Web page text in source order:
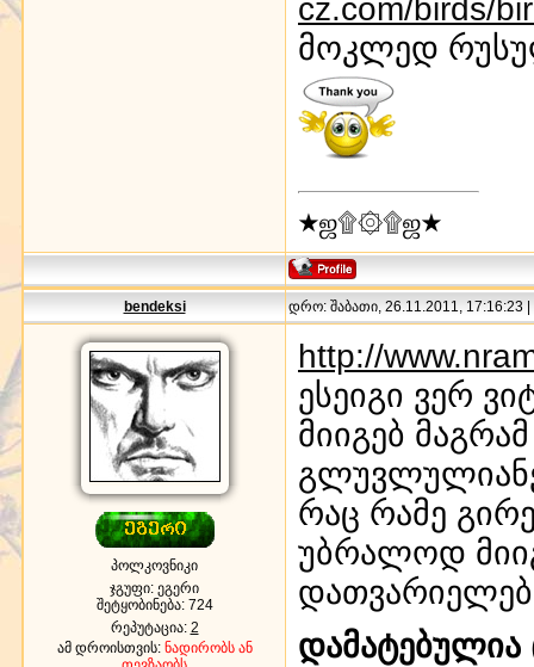
cz.com/birds/
მოკლედ
★ஜ۩۞۩ஜ★
bendeksi დრო: შაბათი, 26.11.2011, 17:16:23 |
პოლკოვნიკი
ჯგუფი: ეგერი
შეტყობინება: 724
რეპუტაცია: 2
ამ დროისთვის: ნადირობს ან
http://
ესეიგი ვერ
მიიგებ
რაც რამე
უბრალოდ
დამატებულია